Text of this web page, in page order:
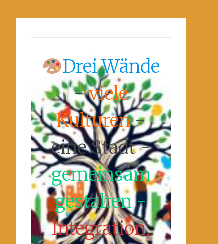
Drei Wände
-viele
Kulturen-
eine Stadt -
gemeinsam
gestalten -
Integration,